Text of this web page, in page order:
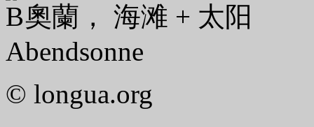
奧蘭， 海滩 + 太阳
Abendsonne
© longua.org